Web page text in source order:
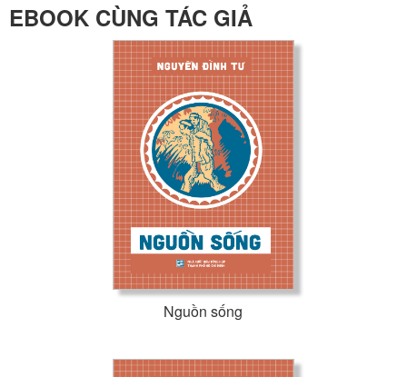
EBOOK CÙNG TÁC GIẢ
Nguồn sống